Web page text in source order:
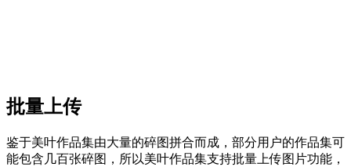
批量上传
鉴于美叶作品集由大量的碎图拼合而成，部分用户的作品集可
能包含几百张碎图，所以美叶作品集支持批量上传图片功能，